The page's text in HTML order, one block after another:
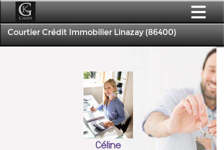
Courtier Crédit Immobilier Linazay (86400)
Céline